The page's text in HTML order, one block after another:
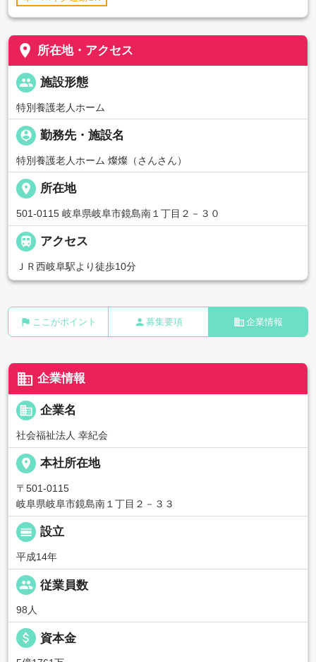
place 所在地・アクセス
people 施設形態
特別養護老人ホーム
person_pin 勤務先・施設名
特別養護老人ホーム 燦燦（さんさん）
place 所在地
501-0115 岐阜県岐阜市鏡島南１丁目２－３０
 アクセス
ＪＲ西岐阜駅より徒歩10分
flag ここがポイント person 募集要項 business 企業情報
business 企業情報
business 企業名
社会福祉法人 幸紀会
place 本社所在地
〒501-0115
岐阜県岐阜市鏡島南１丁目２－３３
calendar_view_day 設立
平成14年
people 従業員数
98人
attach_money 資本金